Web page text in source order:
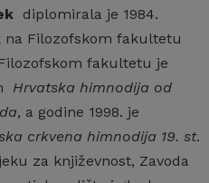
diplomirala je 1984.
na Filozofskom fakultetu
fakultetu je
Hrvatska himnodija od
, a godine 1998. je
crkvena himnodija 19. st.
za književnost, Zavoda